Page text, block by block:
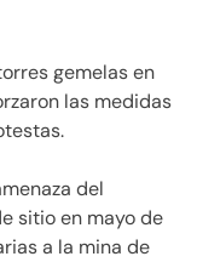
gemelas en
las medidas
del
sitio en mayo de
a la mina de